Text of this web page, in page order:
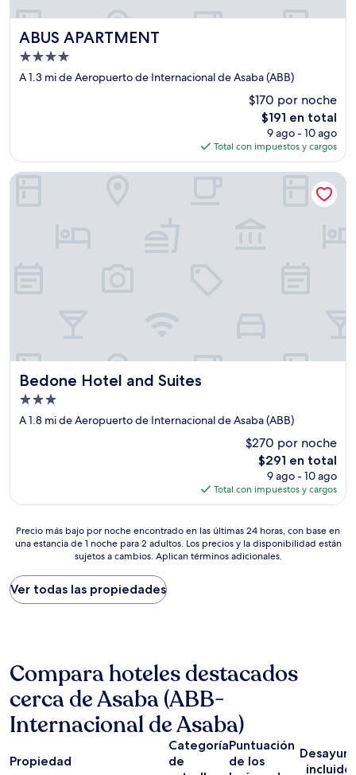
ABUS APARTMENT
ABUS APARTMENT
Propiedad
de
A 1.3 mi de Aeropuerto de Internacional de Asaba (ABB)
$170 por noche
El
precio
actual
es
de
$191 en total
9 ago - 10 ago
Total con impuestos y cargos
Bedone Hotel and Suites
Bedone Hotel and Suites
Propiedad
de
A 1.8 mi de Aeropuerto de Internacional de Asaba (ABB)
$270 por noche
El
precio
actual
es
$291
$291 en total
9 ago - 10 ago
Total con impuestos y cargos
Bedone Hotel and Suites
Precio
más
por
noche
encontrado
horas,
base
en
una
de
Precio más bajo por noche encontrado en las últimas 24 horas, con base en
una estancia de 1 noche para 2 adultos. Los precios y la disponibilidad están
sujetos a cambios. Aplican términos adicionales.
Ver todas las propiedades
Compara hoteles destacados
cerca de Asaba (ABB-
Internacional de Asaba)
Propiedad
Categoría
de
Puntuación
de los
incluido